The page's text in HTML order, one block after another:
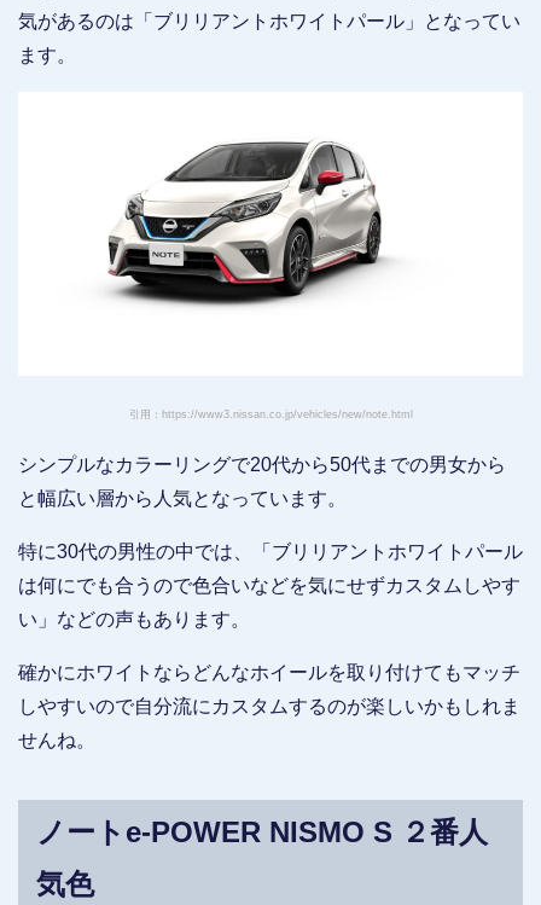
気があるのは「ブリリアントホワイトパール」となってい
ます。
引用：https://www3.nissan.co.jp/vehicles/new/note.html
シンプルなカラーリングで20代から50代までの男女から
と幅広い層から人気となっています。
特に30代の男性の中では、「ブリリアントホワイトパール
は何にでも合うので色合いなどを気にせずカスタムしやす
い」などの声もあります。
確かにホワイトならどんなホイールを取り付けてもマッチ
しやすいので自分流にカスタムするのが楽しいかもしれま
せんね。
ノートe-POWER NISMO S ２番人
気色